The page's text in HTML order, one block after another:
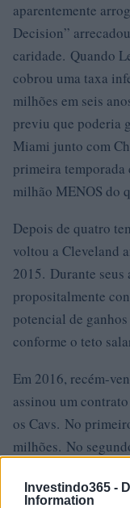
Investindo365 -
Information
aparentemente
Decision”
caridade. Quando
cobrou uma taxa
milhões em seis
previu que poderia
Miami junto com
primeira temporada
milhão MENOS do
Depois de quatro
voltou a Cleveland
2015. Durante seus
propositalmente
potencial de
conforme o teto
Em 2016, recém-
assinou um
os Cavs. No
milhões. No
que também o
pela primeira vez